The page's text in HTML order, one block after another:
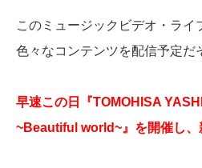
このミュージックビデオ・ライ
色々なコンテンツを配信予定だ
早速この日『TOMOHISA
~Beautiful world~』を開催し、